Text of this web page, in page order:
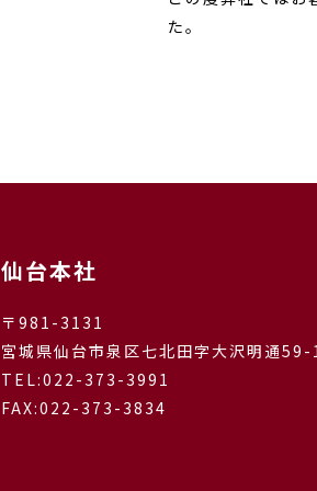
た。
仙台本社
〒981-3131
宮城県仙台市泉区七北田字大沢明通
TEL:022-373-3991
FAX:022-373-3834